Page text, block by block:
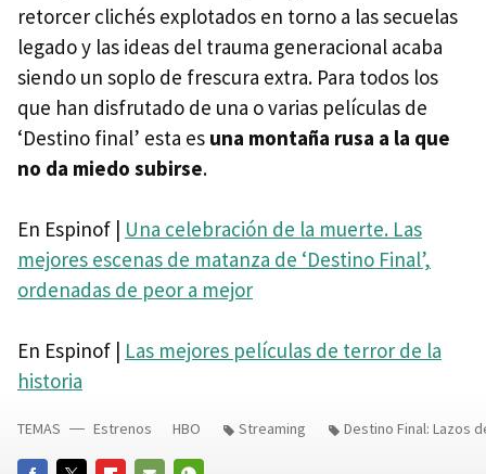
retorcer clichés explotados en torno a las secuelas
legado y las ideas del trauma generacional acaba
siendo un soplo de frescura extra. Para todos los
que han disfrutado de una o varias películas de
‘Destino final’ esta es una montaña rusa a la que
no da miedo subirse.
En Espinof | Una celebración de la muerte. Las
mejores escenas de matanza de ‘Destino Final’,
ordenadas de peor a mejor
En Espinof | Las mejores películas de terror de la
historia
TEMAS Estrenos HBO Streaming Destino Final: Lazos